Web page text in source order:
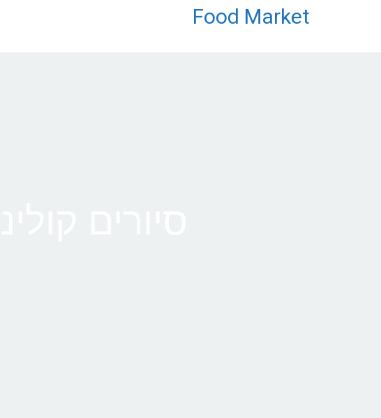
Food Market